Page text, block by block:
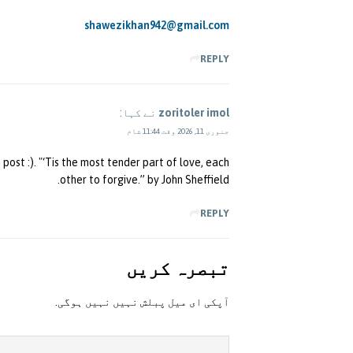
shawezikhan942@gmail.com
REPLY
zoritoler imol نے کہا:
جنوری 11, 2026 وقت 11:44 شام
:). "‘Tis the most tender part of love, each
other to forgive.” by John Sheffield.
REPLY
تبصرہ کريں
آپکی ای ميل پبلش نہيں نہيں ہوگی.